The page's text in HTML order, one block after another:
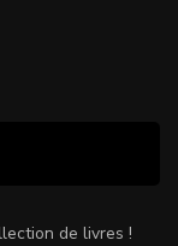
de livres !